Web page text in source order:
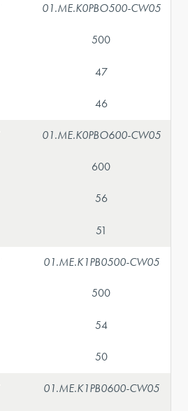
01.ME.K0PBO500-CW05
500
47
46
01.ME.K0PBO600-CW05
600
56
51
01.ME.K1PB0500-CW05
500
54
50
01.ME.K1PB0600-CW05